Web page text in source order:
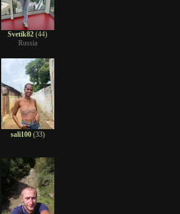
Svetik82 (44)
Russia
sali100(33)